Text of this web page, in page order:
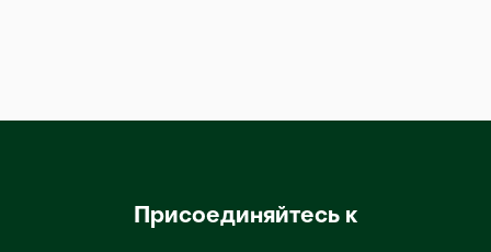
Присоединяйтесь к